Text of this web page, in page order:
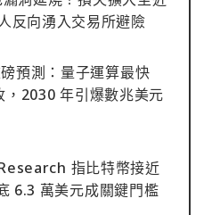
反向湧入交易所避險
預測：量子運算最快
，2030 年引爆數兆美元
指比特幣接近
6.3 萬美元成關鍵門檻